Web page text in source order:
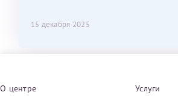
15 декабря 2025
О центре Услуги